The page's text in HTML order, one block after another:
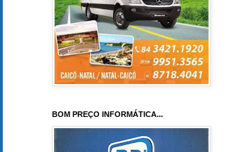
BOM PREÇO INFORMÁTICA...